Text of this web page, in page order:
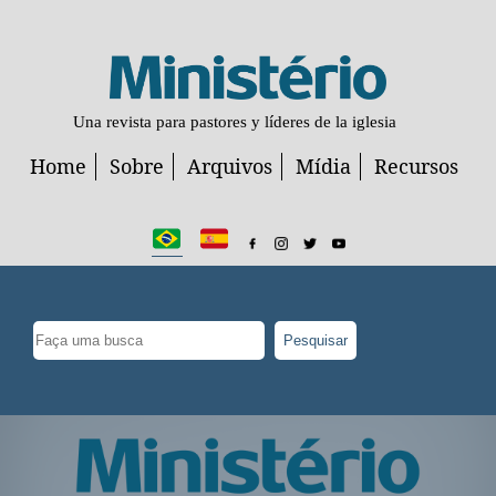
Una revista para pastores y líderes de la iglesia
Home Sobre Arquivos Mídia Recursos
Pesquisar